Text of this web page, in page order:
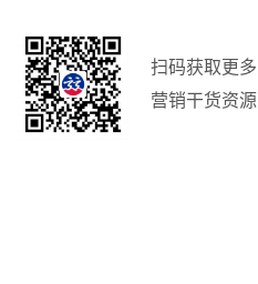
扫码获取更多
营销干货资源